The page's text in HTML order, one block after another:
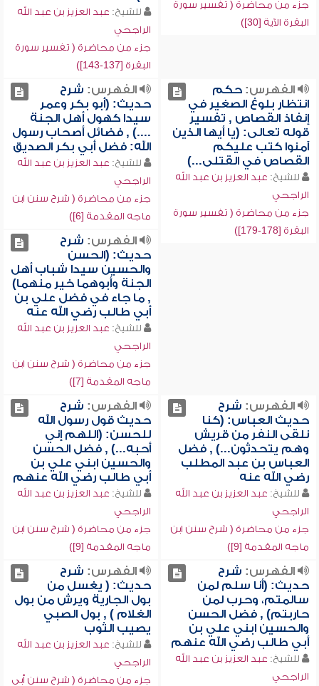
جزء من محاضرة ( تفسير سورة
البقرة الآية [30])
للشيخ: عبد العزيز بن عبد الله
الراجحي
جزء من محاضرة ( تفسير سورة
البقرة [137-143])
الفهرس:حكم
انتظار بلوغ الصغير في
إنفاذ القصاص , تفسير
قوله تعالى: (يا أيها الذين
آمنوا كتب عليكم
القصاص في القتلى...)
للشيخ: عبد العزيز بن عبد الله
الراجحي
جزء من محاضرة ( تفسير سورة
البقرة [178-179])
الفهرس: شرح
حديث: (أبو بكر وعمر
سيدا كهول أهل الجنة
....) , فضائل أصحاب رسول
الله: فضل أبي بكر الصديق
للشيخ: عبد العزيز بن عبد الله
الراجحي
جزء من محاضرة ( شرح سنن ابن
ماجه المقدمة [6])
الفهرس: شرح
حديث: (الحسن
والحسين سيدا شباب أهل
الجنة وأبوهما خير منهما)
, ما جاء في فضل علي بن
أبي طالب رضي الله عنه
للشيخ: عبد العزيز بن عبد الله
الراجحي
جزء من محاضرة ( شرح سنن ابن
ماجه المقدمة [7])
الفهرس: شرح
حديث العباس: (كنا
نلقى النفر من قريش
وهم يتحدثون...) , فضل
العباس بن عبد المطلب
رضي الله عنه
للشيخ: عبد العزيز بن عبد الله
الراجحي
جزء من محاضرة ( شرح سنن ابن
ماجه المقدمة [9])
الفهرس: شرح
حديث قول رسول الله
للحسن: (اللهم إني
أحبه...) , فضل الحسن
والحسين ابني علي بن
أبي طالب رضي الله عنهم
للشيخ: عبد العزيز بن عبد الله
الراجحي
جزء من محاضرة ( شرح سنن ابن
ماجه المقدمة [9])
الفهرس: شرح
حديث: (أنا سلم لمن
سالمتم، وحرب لمن
حاربتم) , فضل الحسن
والحسين ابني علي بن
أبي طالب رضي الله عنهم
للشيخ: عبد العزيز بن عبد الله
الراجحي
الفهرس: شرح
حديث: ( يغسل من
بول الجارية ويرش من بول
الغلام ) , بول الصبي
يصيب الثوب
للشيخ: عبد العزيز بن عبد الله
الراجحي
جزء من محاضرة ( شرح سنن أبي